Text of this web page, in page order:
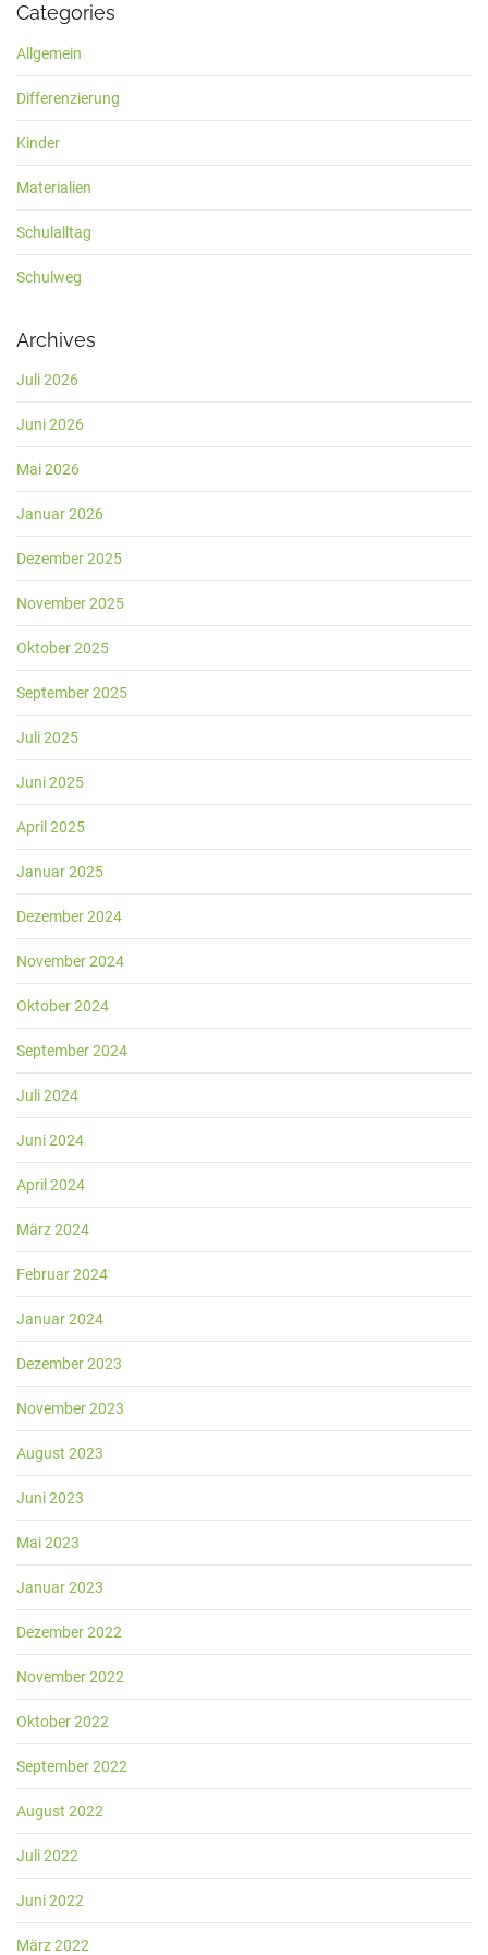
Categories
Allgemein
Differenzierung
Kinder
Materialien
Schulalltag
Schulweg
Archives
Juli 2026
Juni 2026
Mai 2026
Januar 2026
Dezember 2025
November 2025
Oktober 2025
September 2025
Juli 2025
Juni 2025
April 2025
Januar 2025
Dezember 2024
November 2024
Oktober 2024
September 2024
Juli 2024
Juni 2024
April 2024
März 2024
Februar 2024
Januar 2024
Dezember 2023
November 2023
August 2023
Juni 2023
Mai 2023
Januar 2023
Dezember 2022
November 2022
Oktober 2022
September 2022
August 2022
Juli 2022
Juni 2022
März 2022